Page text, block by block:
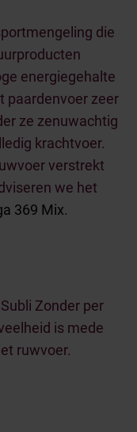
die
energiegehalte
paardenvoer zeer
ze zenuwachtig
krachtvoer.
verstrekt
we het
369 Mix.
Zonder per
is mede
ruwvoer.